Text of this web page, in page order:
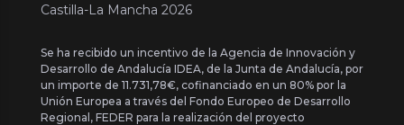
Castilla-La Mancha 2026
Se ha recibido un incentivo de la Agencia de Innovación y
Desarrollo de Andalucía IDEA, de la Junta de Andalucía, por
un importe de 11.731,78€, cofinanciado en un 80% por la
Unión Europea a través del Fondo Europeo de Desarrollo
Regional, FEDER para la realización del proyecto